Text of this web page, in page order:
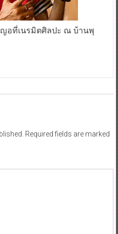
อที่เนรมิตศิลปะ ณ บ้านพุ
Required fields are marked